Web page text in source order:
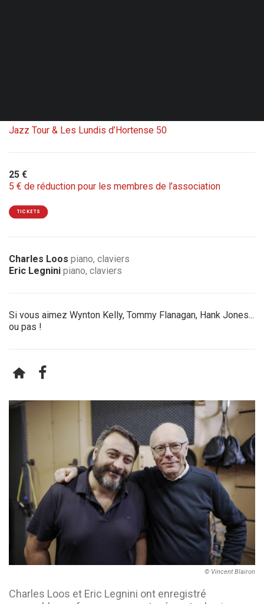
© Vincent Blairon
Charles Loos et Eric Legnini ont enregistré
Jazz Tour & Les Lundis d’Hortense 50
25 €
5 € de réduction pour les membres de l’association
TICKETS
Charles Loos piano, claviers
Eric Legnini piano, claviers
Si vous aimez Wynton Kelly, Tommy Flanagan, Hank Jones...
ou pas !